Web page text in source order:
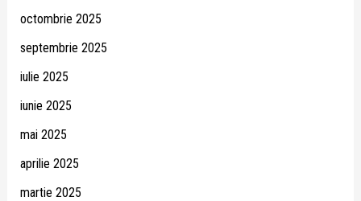
octombrie 2025
septembrie 2025
iulie 2025
iunie 2025
mai 2025
aprilie 2025
martie 2025